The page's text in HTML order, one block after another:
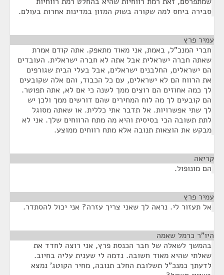
סבירה ביחס למה שקורה בשוק המזון במדינות אחרות בעולם.
עמיר פרץ
חברי המנכ"ל, באמת, אני מאוד מתאפק. אתה קודם אמרת
שאתה חברה ישראלית אבל אתה לא חברה ישראלית. העובדים
הם ישראלים, החלבנים ישראלים, אבל בעלי הבית שגורפים
את הרווח הם לא ישראלים, עם כל הכבוד, והם אלה שקובעים
לך כמה אחוזים הם רוצים ממך לשנה כי אם לא, אתה תפוטר.
הם קובעים לך מה לוח המחירים שהם דורשים ממך ולכן יש
לך שתי אפשרויות. אל תדבר אתי כללית. או שאתה מסוגל
לתת תשובה הכי בסיסית והיא מה מתח הרווחים שלך. אני לא
מבקש את הוצאות תנובה אלא מתח רווחים ממוצע.
קריאה
הם מונופול.
עמיר פרץ
אל תעזור לי. נראה לך שאני צריך עזרה? אני יכול להסתדר.
היו"ר כרמל שאמה
בהמשך לשאלה של חבר הכנסת פרץ, אני רוצה לחדד את
שאלתי שהיא מאוד חשובה. נדמה לי שענית עליה בחיוב.
לדעתך כמנכ"ל תשלובת החלב תנובה, מחיר הקוטג' נמצא